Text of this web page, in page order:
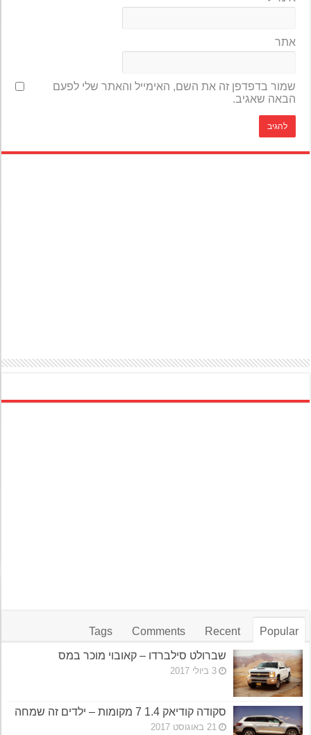
אתר
שמור בדפדפן זה את השם, האימייל והאתר שלי לפעם
הבאה שאגיב.
Popular
Recent
Comments
Tags
שברולט סילברדו – קאובוי מוכר במס
3 ביולי 2017
סקודה קודיאק 1.4 7 מקומות – ילדים זה שמחה
21 באוגוסט 2017